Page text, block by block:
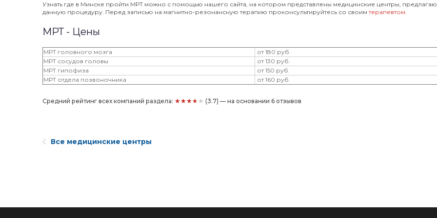
Узнать где в Минске пройти МРТ можно с помощью нашего сайта, на котором представлены медицинские центры,
данную процедуру. Перед записью на магнитно-резонансную терапию проконсультируйтесь со своимтерапевтом.
МРТ - Цены
МРТ головного мозга
от 180 руб.
МРТ сосудов головы
от 130 руб.
МРТ гипофиза
от 150 руб.
МРТ отдела позвоночника
от 160 руб.
Средний рейтинг всех компаний раздела: ★★★★★ (3.7) — на основании 6 отзывов
Все медицинские центры